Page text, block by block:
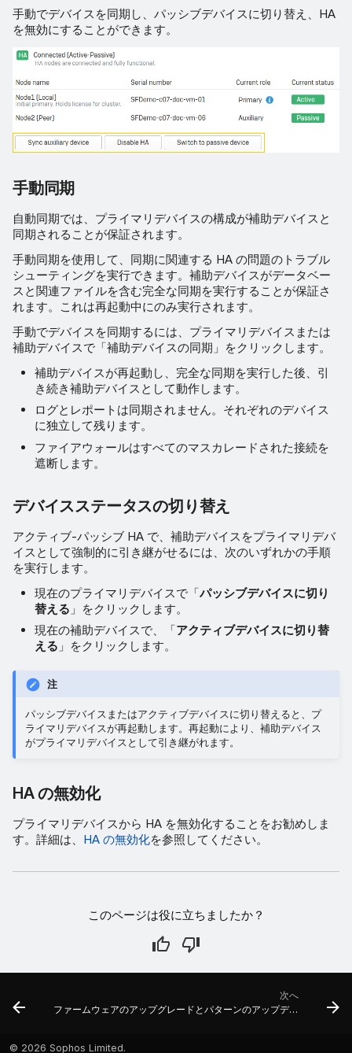
手動でデバイスを同期し、パッシブデバイスに切り替え、HA
を無効にすることができます。
手動同期
自動同期では、プライマリデバイスの構成が補助デバイスと
同期されることが保証されます。
手動同期を使用して、同期に関連する HA の問題のトラブル
シューティングを実行できます。補助デバイスがデータベー
スと関連ファイルを含む完全な同期を実行することが保証さ
れます。これは再起動中にのみ実行されます。
手動でデバイスを同期するには、プライマリデバイスまたは
補助デバイスで「補助デバイスの同期」をクリックします。
補助デバイスが再起動し、完全な同期を実行した後、引
き続き補助デバイスとして動作します。
ログとレポートは同期されません。それぞれのデバイス
に独立して残ります。
ファイアウォールはすべてのマスカレードされた接続を
遮断します。
デバイスステータスの切り替え
アクティブ-パッシブ HA で、補助デバイスをプライマリデバ
イスとして強制的に引き継がせるには、次のいずれかの手順
を実行します。
現在のプライマリデバイスで「パッシブデバイスに切り
替える 」をクリックします。
現在の補助デバイスで、「アクティブデバイスに切り替
える 」をクリックします。
注
パッシブデバイスまたはアクティブデバイスに切り替えると、プ
ライマリデバイスが再起動します。再起動により、補助デバイス
がプライマリデバイスとして引き継がれます。
HA の無効化
プライマリデバイスから HA を無効化することをお勧めしま
す。詳細は、 HA の無効化を参照してください。
このページは役に立ちましたか？
次へ
ファームウェアのアップグレードとパターンのアップデート
© 2026 Sophos Limited.